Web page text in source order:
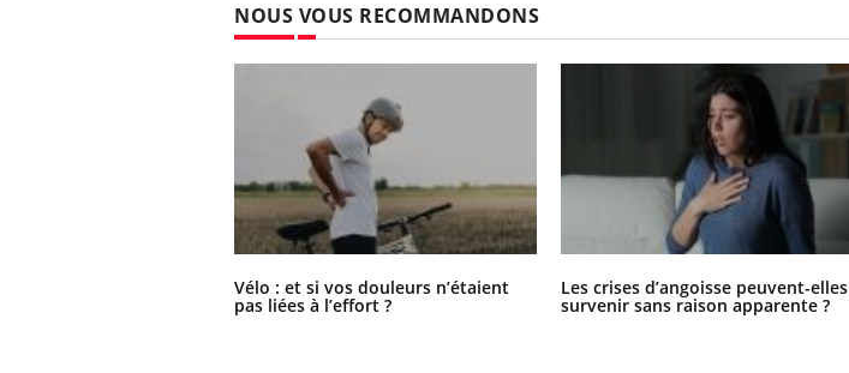
NOUS VOUS RECOMMANDONS
Vélo : et si vos douleurs n’étaient
pas liées à l’effort ?
Les crises d’angoisse peuvent-elles
survenir sans raison apparente ?